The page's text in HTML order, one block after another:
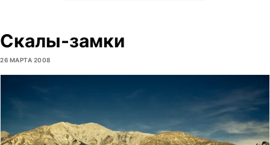
Скалы-замки
26 МАРТА 2008